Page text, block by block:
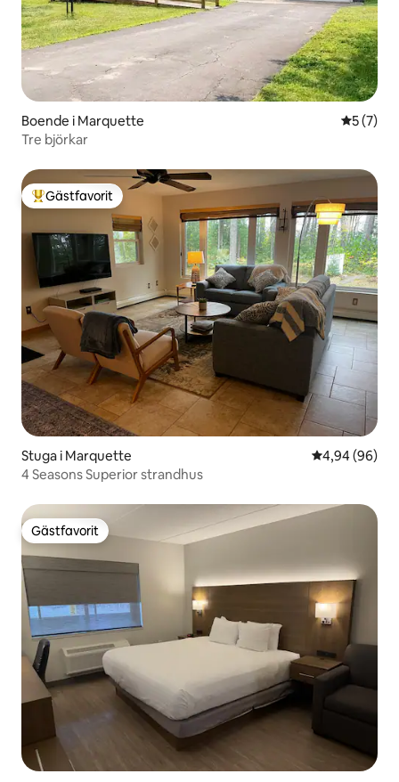
Boende i Marquette 5 av 5 i
5 (7)
Tre björkar
Populär gästfavorit
Gästfavorit
Stuga i Marquette 4,94 av 5 i
4,94 (96)
4 Seasons Superior strandhus
Gästfavorit
Gästfavorit